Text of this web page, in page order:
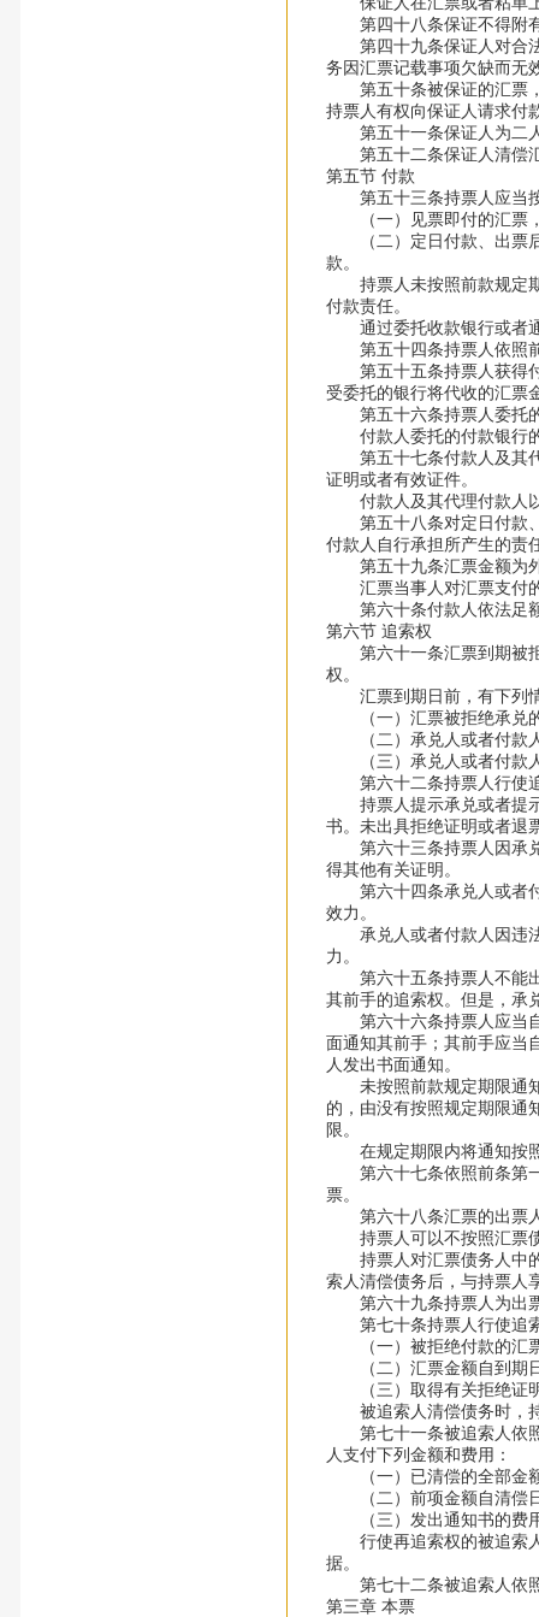
第四十八条保证不得附有
第四十九条保证人对合法
务因汇票记载事项欠缺而无
第五十条被保证的汇票，
持票人有权向保证人请求付
第五十一条保证人为二人
第五十二条保证人清偿
第五节 付款
第五十三条持票人应当
（一）见票即付的汇票，
（二）定日付款、出票后
款。
持票人未按照前款规定期
付款责任。
通过委托收款银行或者通
第五十四条持票人依照前
第五十五条持票人获得付
受委托的银行将代收的汇票
第五十六条持票人委托的
付款人委托的付款银行的
第五十七条付款人及其代
证明或者有效证件。
付款人及其代理付款人以
第五十八条对定日付款、
付款人自行承担所产生的责
第五十九条汇票金额为外
汇票当事人对汇票支付的
第六十条付款人依法足
第六节 追索权
第六十一条汇票到期被拒
权。
汇票到期日前，有下列情
（一）汇票被拒绝承兑
（二）承兑人或者付款
（三）承兑人或者付款人
第六十二条持票人行使追
持票人提示承兑或者提示
书。未出具拒绝证明或者退
第六十三条持票人因承兑
得其他有关证明。
第六十四条承兑人或者付
效力。
承兑人或者付款人因违法
力。
第六十五条持票人不能出
其前手的追索权。但是，承
第六十六条持票人应当自
面通知其前手；其前手应当
人发出书面通知。
未按照前款规定期限通知
的，由没有按照规定期限通
限。
在规定期限内将通知按照
第六十七条依照前条第一
票。
第六十八条汇票的出票人
持票人可以不按照汇票债
持票人对汇票债务人中的
索人清偿债务后，与持票人
第六十九条持票人为出票
第七十条持票人行使追索
（一）被拒绝付款的汇
（二）汇票金额自到期日
（三）取得有关拒绝证
被追索人清偿债务时，持
第七十一条被追索人依照
人支付下列金额和费用：
（一）已清偿的全部金
（二）前项金额自清偿日
（三）发出通知书的费
行使再追索权的被追索人
据。
第七十二条被追索人依照
第三章 本票